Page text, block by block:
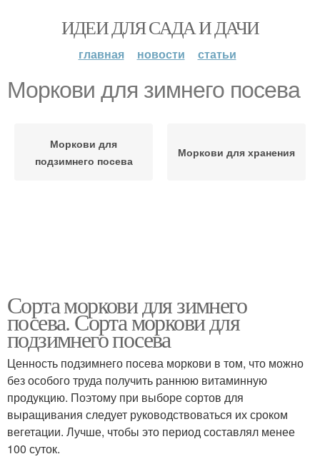
ИДЕИ ДЛЯ САДА И ДАЧИ
главная новости статьи
Моркови для зимнего посева
Моркови для
подзимнего посева
Моркови для хранения
Сорта моркови для зимнего
посева. Сорта моркови для
подзимнего посева
Ценность подзимнего посева моркови в том, что можно
без особого труда получить раннюю витаминную
продукцию. Поэтому при выборе сортов для
выращивания следует руководствоваться их сроком
вегетации. Лучше, чтобы это период составлял менее
100 суток.